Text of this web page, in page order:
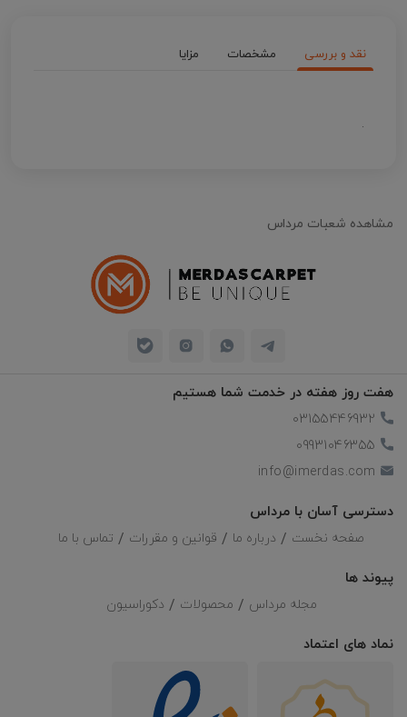
نقد و بررسی مشخصات مزایا
.
مشاهده شعبات مرداس
هفت روز هفته در خدمت شما هستیم
03155446932
09931046355
info@imerdas.com
دسترسی آسان با مرداس
صفحه نخست درباره ما قوانین و مقررات تماس با ما
پیوند ها
مجله مرداس محصولات دکوراسیون
نماد های اعتماد